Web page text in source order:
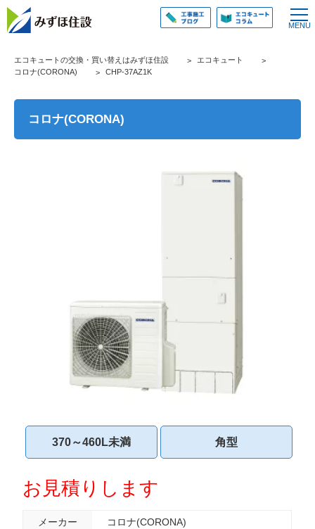
エコキュートの交換・買い替えはみずほ住設
エコキュート
コロナ(CORONA)
CHP-37AZ1K
コロナ(CORONA)
370～460L未満 角型
お見積りします
メーカー コロナ(CORONA)